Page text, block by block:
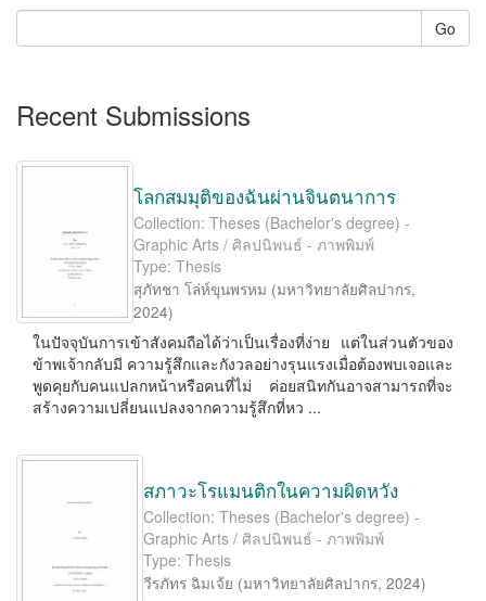
Go
Recent Submissions
โลกสมมุติของฉันผ่านจินตนาการ
Collection: Theses (Bachelor's degree) -
Graphic Arts / ศิลปนิพนธ์ - ภาพพิมพ์
Type: Thesis
สุภัทชา โล่ห์ขุนพรหม (มหาวิทยาลัยศิลปากร,
2024)
ในปัจจุบันการเข้าสังคมถือได้ว่าเป็นเรื่องที่ง่าย แต่ในส่วนตัวของ
ข้าพเจ้ากลับมี ความรู้สึกและกังวลอย่างรุนแรงเมื่อต้องพบเจอและ
พูดคุยกับคนแปลกหน้าหรือคนที่ไม่ ค่อยสนิทกันอาจสามารถที่จะ
สร้างความเปลี่ยนแปลงจากความรู้สึกที่หว ...
สภาวะโรแมนติกในความผิดหวัง
Collection: Theses (Bachelor's degree) -
Graphic Arts / ศิลปนิพนธ์ - ภาพพิมพ์
Type: Thesis
วีรภัทร ฉิมเจ้ย (มหาวิทยาลัยศิลปากร,2024)